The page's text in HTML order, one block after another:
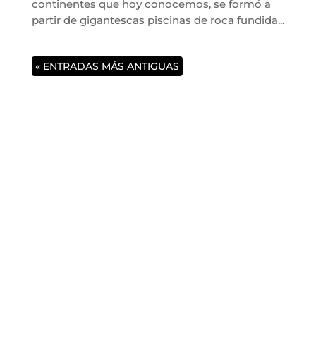
continentes que hoy conocemos, se formó a
partir de gigantescas piscinas de roca fundida...
« ENTRADAS MÁS ANTIGUAS